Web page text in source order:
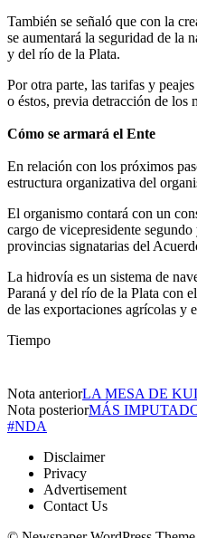
También se señaló que con la
se aumentará la seguridad de la
y del río de la Plata.
Por otra parte, las tarifas y
o éstos, previa detracción de los
Cómo se armará el Ente
En relación con los próximos
estructura organizativa del
El organismo contará con un
cargo de vicepresidente
provincias signatarias del
La hidrovía es un sistema de
Paraná y del río de la Plata con
de las exportaciones agrícolas y
Tiempo
Nota anteriorLA MESA DE
Nota posteriorMÁS
#NDA
Disclaimer
Privacy
Advertisement
Contact Us